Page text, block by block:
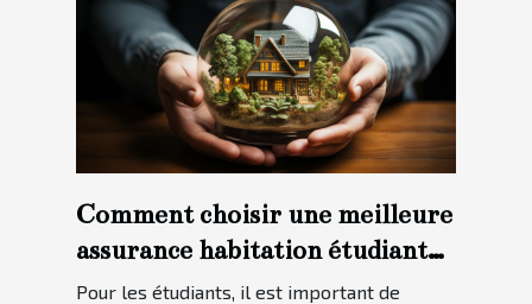
Comment choisir une meilleure
assurance habitation étudiante
?
Pour les étudiants, il est important de